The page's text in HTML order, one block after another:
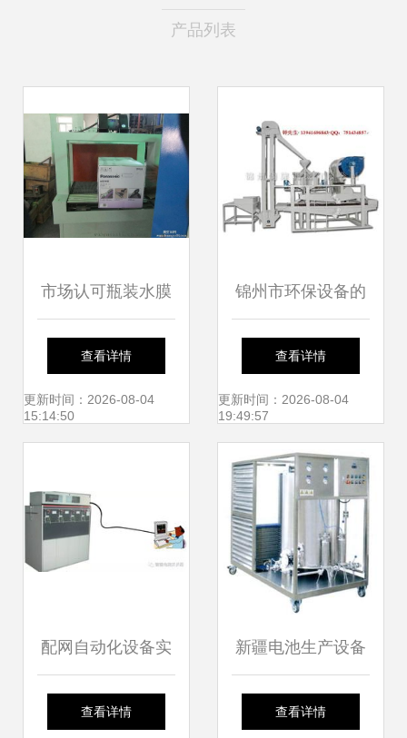
产品列表
市场认可瓶装水膜
包机 纸箱套膜包装
机 热收缩包装机 ,
械设备厂
查看详情
更新时间：2026-08-04
15:14:50
锦州市环保设备的
生产批发 环保设备
的生产供应 环保设
备的生产厂家
查看详情
更新时间：2026-08-04
19:49:57
配网自动化设备实
现小电流接地系统
查看详情
新疆电池生产设备
批发 本地网络设备
查看详情